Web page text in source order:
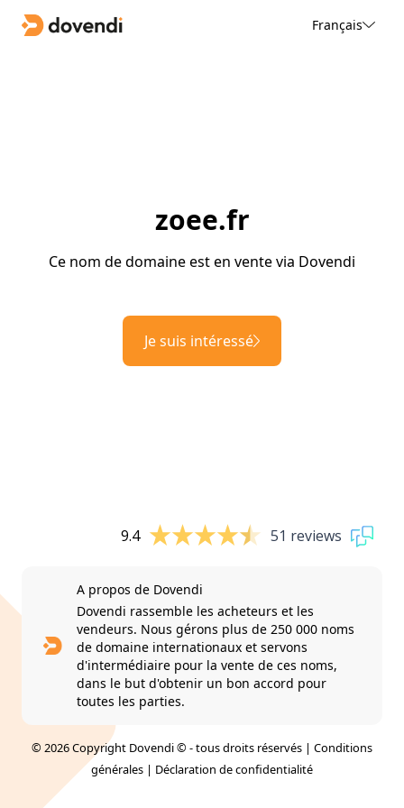
Français
zoee.fr
Ce nom de domaine est en vente via Dovendi
Je suis intéressé
9.4 51 reviews
A propos de Dovendi
Dovendi rassemble les acheteurs et les
vendeurs. Nous gérons plus de 250 000 noms
de domaine internationaux et servons
d'intermédiaire pour la vente de ces noms,
dans le but d'obtenir un bon accord pour
toutes les parties.
© 2026 Copyright Dovendi © - tous droits réservés | Conditions
générales | Déclaration de confidentialité